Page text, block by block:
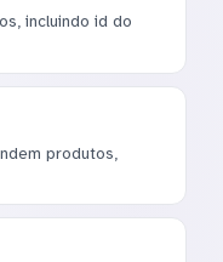
incluindo id do
produtos,